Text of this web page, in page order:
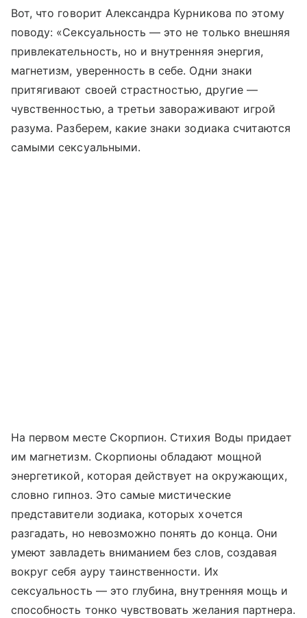
Вот, что говорит Александра Курникова по этому
поводу: «Сексуальность — это не только внешняя
привлекательность, но и внутренняя энергия,
магнетизм, уверенность в себе. Одни знаки
притягивают своей страстностью, другие —
чувственностью, а третьи завораживают игрой
разума. Разберем, какие знаки зодиака считаются
самыми сексуальными.
На первом месте Скорпион. Стихия Воды придает
им магнетизм. Скорпионы обладают мощной
энергетикой, которая действует на окружающих,
словно гипноз. Это самые мистические
представители зодиака, которых хочется
разгадать, но невозможно понять до конца. Они
умеют завладеть вниманием без слов, создавая
вокруг себя ауру таинственности. Их
сексуальность — это глубина, внутренняя мощь и
способность тонко чувствовать желания партнера.